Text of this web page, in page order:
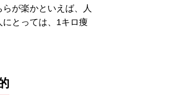
が楽かといえば、人
とっては、1キロ痩